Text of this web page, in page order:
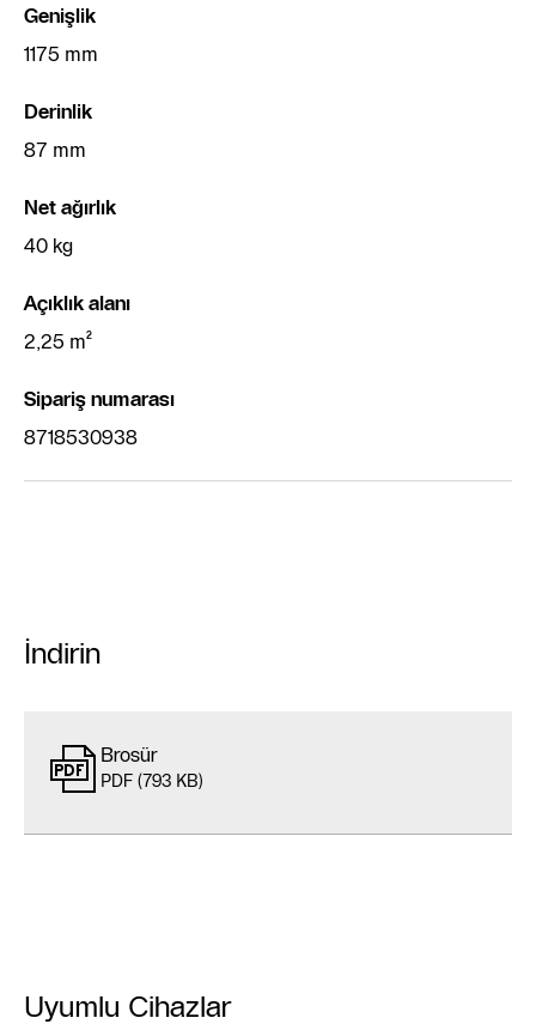
Genişlik
1175 mm
Derinlik
87 mm
Net ağırlık
40 kg
Açıklık alanı
2,25 m²
‌Sipariş numarası
8718530938
İndirin
Brosür
PDF (793 KB)
Uyumlu Cihazlar